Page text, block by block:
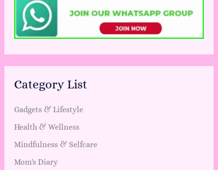
Category List
Gadgets & Lifestyle
Health & Wellness
Mindfulness & Selfcare
Mom's Diary